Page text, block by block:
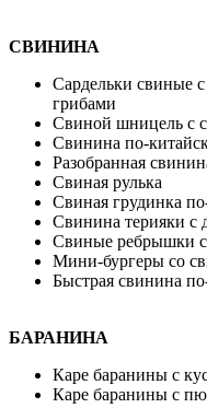
СВИНИНА
Сардельки свиные
грибами
Свиной шницель с
Свинина по-
Разобранная
Свиная рулька
Свиная грудинка
Свинина терияки с
Свиные ребрышки с
Мини-бургеры со
Быстрая свинина
БАРАНИНА
Каре баранины с
Каре баранины с